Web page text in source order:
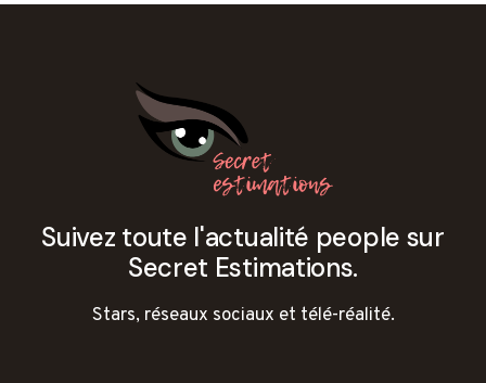
Suivez toute l'actualité people sur
Secret Estimations.
Stars, réseaux sociaux et télé-réalité.